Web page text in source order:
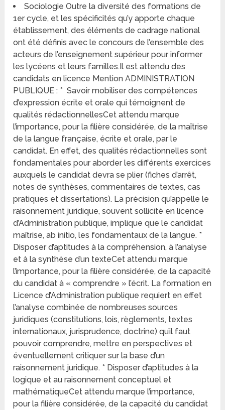
Sociologie Outre la diversité des formations de
1er cycle, et les spécificités qu’y apporte chaque
établissement, des éléments de cadrage national
ont été définis avec le concours de l’ensemble des
acteurs de l’enseignement supérieur pour informer
les lycéens et leurs familles.Il est attendu des
candidats en licence Mention ADMINISTRATION
PUBLIQUE : * Savoir mobiliser des compétences
d’expression écrite et orale qui témoignent de
qualités rédactionnellesCet attendu marque
l’importance, pour la filière considérée, de la maîtrise
de la langue française, écrite et orale, par le
candidat. En effet, des qualités rédactionnelles sont
fondamentales pour aborder les différents exercices
auxquels le candidat devra se plier (fiches d’arrêt,
notes de synthèses, commentaires de textes, cas
pratiques et dissertations). La précision qu’appelle le
raisonnement juridique, souvent sollicité en licence
d’Administration publique, implique que le candidat
maîtrise, ab initio, les fondamentaux de la langue. *
Disposer d’aptitudes à la compréhension, à l’analyse
et à la synthèse d’un texteCet attendu marque
l’importance, pour la filière considérée, de la capacité
du candidat à « comprendre » l’écrit. La formation en
Licence d’Administration publique requiert en effet
l’analyse combinée de nombreuses sources
juridiques (constitutions, lois, règlements, textes
internationaux, jurisprudence, doctrine) qu’il faut
pouvoir comprendre, mettre en perspectives et
éventuellement critiquer sur la base d’un
raisonnement juridique. * Disposer d’aptitudes à la
logique et au raisonnement conceptuel et
mathématiqueCet attendu marque l’importance,
pour la filière considérée, de la capacité du candidat